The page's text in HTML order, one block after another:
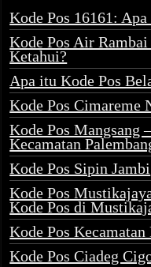
Kode Pos 16161:
Kode Pos Air
Ketahui?
Apa itu Kode Pos
Kode Pos Cimareme
Kode Pos Mangsang
Kecamatan
Kode Pos Sipin Jambi
Kode Pos
Kode Pos di
Kode Pos
Kode Pos Ciadeg